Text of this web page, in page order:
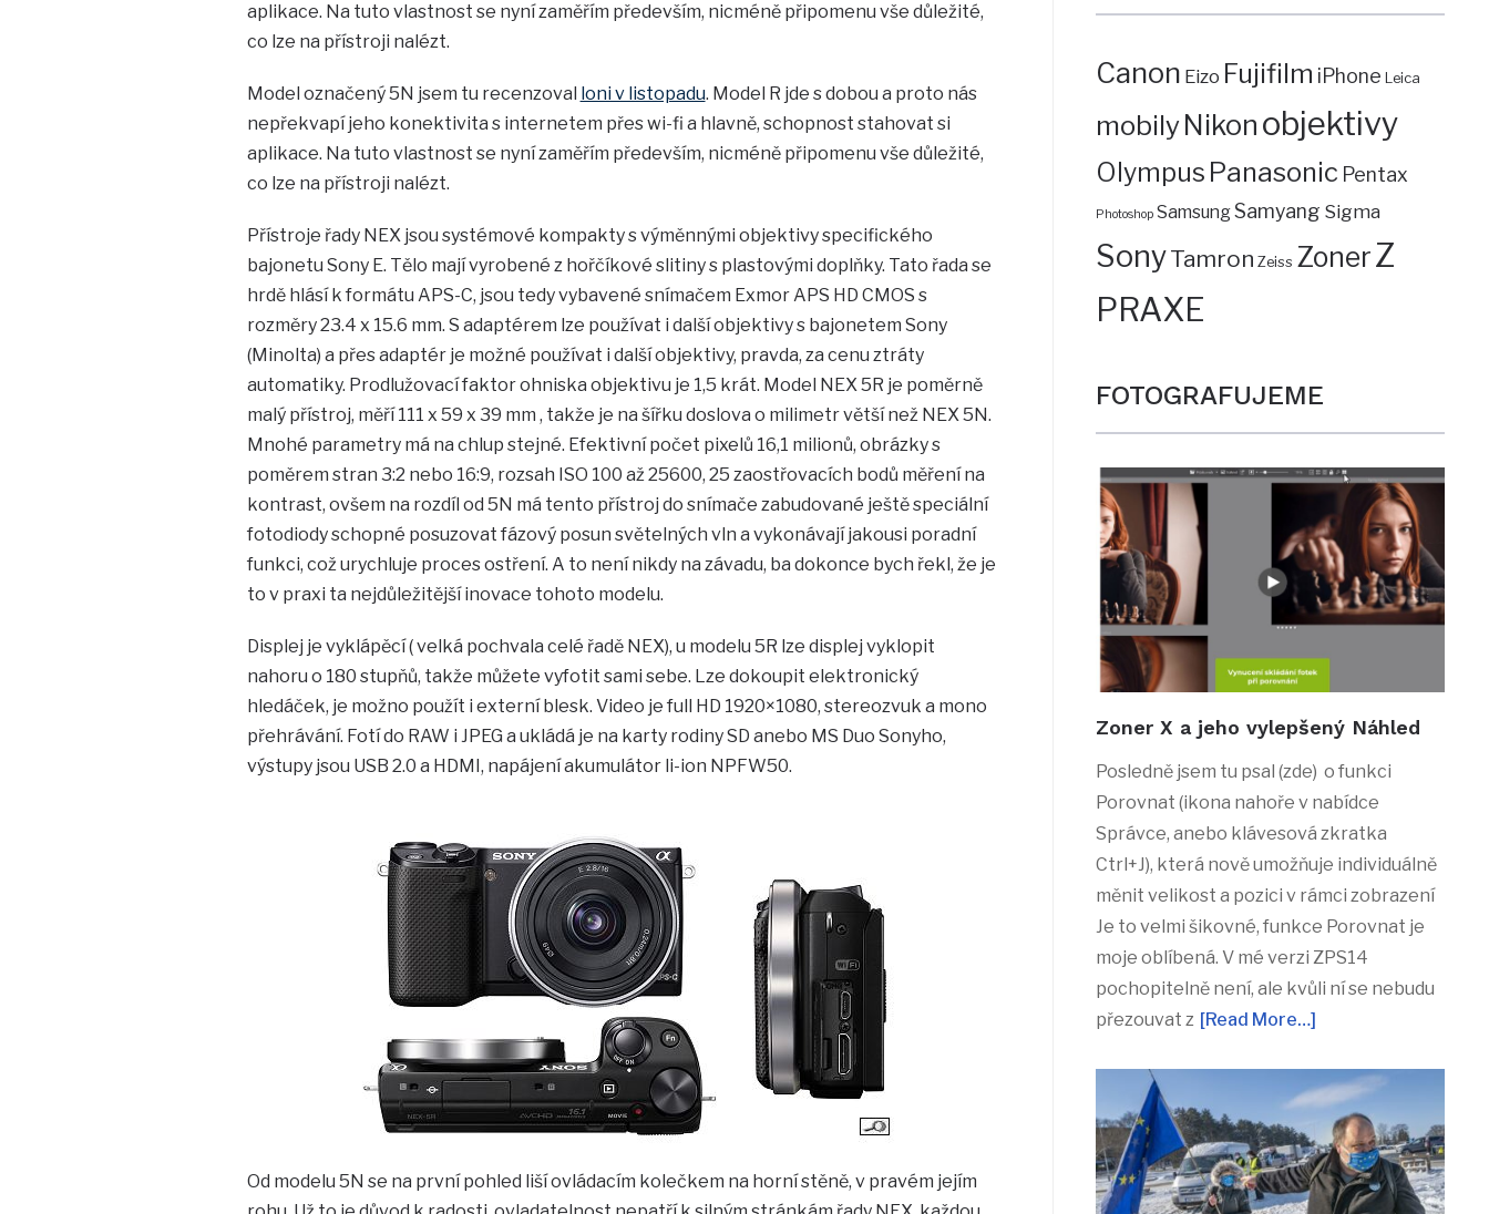
aplikace. Na tuto vlastnost se nyní zaměřím především, nicméně připomenu vše důležité,
co lze na přístroji nalézt.
Model označený 5N jsem tu recenzoval loni v listopadu. Model R jde s dobou a proto nás
nepřekvapí jeho konektivita s internetem přes wi-fi a hlavně, schopnost stahovat si
aplikace. Na tuto vlastnost se nyní zaměřím především, nicméně připomenu vše důležité,
co lze na přístroji nalézt.
Přístroje řady NEX jsou systémové kompakty s výměnnými objektivy specifického
bajonetu Sony E. Tělo mají vyrobené z hořčíkové slitiny s plastovými doplňky. Tato řada se
hrdě hlásí k formátu APS-C, jsou tedy vybavené snímačem Exmor APS HD CMOS s
rozměry 23.4 x 15.6 mm. S adaptérem lze používat i další objektivy s bajonetem Sony
(Minolta) a přes adaptér je možné používat i další objektivy, pravda, za cenu ztráty
automatiky. Prodlužovací faktor ohniska objektivu je 1,5 krát. Model NEX 5R je poměrně
malý přístroj, měří 111 x 59 x 39 mm , takže je na šířku doslova o milimetr větší než NEX 5N.
Mnohé parametry má na chlup stejné. Efektivní počet pixelů 16,1 milionů, obrázky s
poměrem stran 3:2 nebo 16:9, rozsah ISO 100 až 25600, 25 zaostřovacích bodů měření na
kontrast, ovšem na rozdíl od 5N má tento přístroj do snímače zabudované ještě speciální
fotodiody schopné posuzovat fázový posun světelných vln a vykonávají jakousi poradní
funkci, což urychluje proces ostření. A to není nikdy na závadu, ba dokonce bych řekl, že je
to v praxi ta nejdůležitější inovace tohoto modelu.
Displej je vyklápěcí ( velká pochvala celé řadě NEX), u modelu 5R lze displej vyklopit
nahoru o 180 stupňů, takže můžete vyfotit sami sebe. Lze dokoupit elektronický
hledáček, je možno použít i externí blesk. Video je full HD 1920×1080, stereozvuk a mono
přehrávání. Fotí do RAW i JPEG a ukládá je na karty rodiny SD anebo MS Duo Sonyho,
výstupy jsou USB 2.0 a HDMI, napájení akumulátor li-ion NPFW50.
Od modelu 5N se na první pohled liší ovládacím kolečkem na horní stěně, v pravém jejím
Canon Eizo Fujifilm iPhone Leica
mobilyNikon objektivy
Olympus Panasonic Pentax
Photoshop SamsungSamyang Sigma
SonyTamron Zeiss ZonerZ
PRAXE
FOTOGRAFUJEME
Zoner X a jeho vylepšený Náhled
Posledně jsem tu psal (zde) o funkci
Porovnat (ikona nahoře v nabídce
Správce, anebo klávesová zkratka
Ctrl+J), která nově umožňuje individuálně
měnit velikost a pozici v rámci zobrazení
Je to velmi šikovné, funkce Porovnat je
moje oblíbená. V mé verzi ZPS14
pochopitelně není, ale kvůli ní se nebudu
přezouvat z [Read More…]